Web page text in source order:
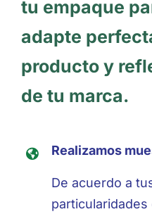
tu empaque
adapte
producto y
de tu marca.
Realizamos
De acuerdo a